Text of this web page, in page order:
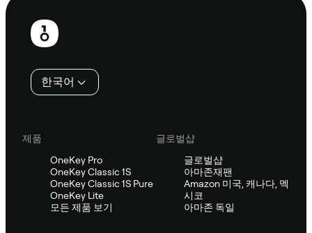
보
한국어
제품
OneKey Pro
OneKey Classic 1S
OneKey Classic 1S Pure
OneKey Lite
모든 제품 보기
글로벌샵
글로벌샵
아마존재팬
Amazon 미국, 캐나다, 멕
시코
아마존 독일